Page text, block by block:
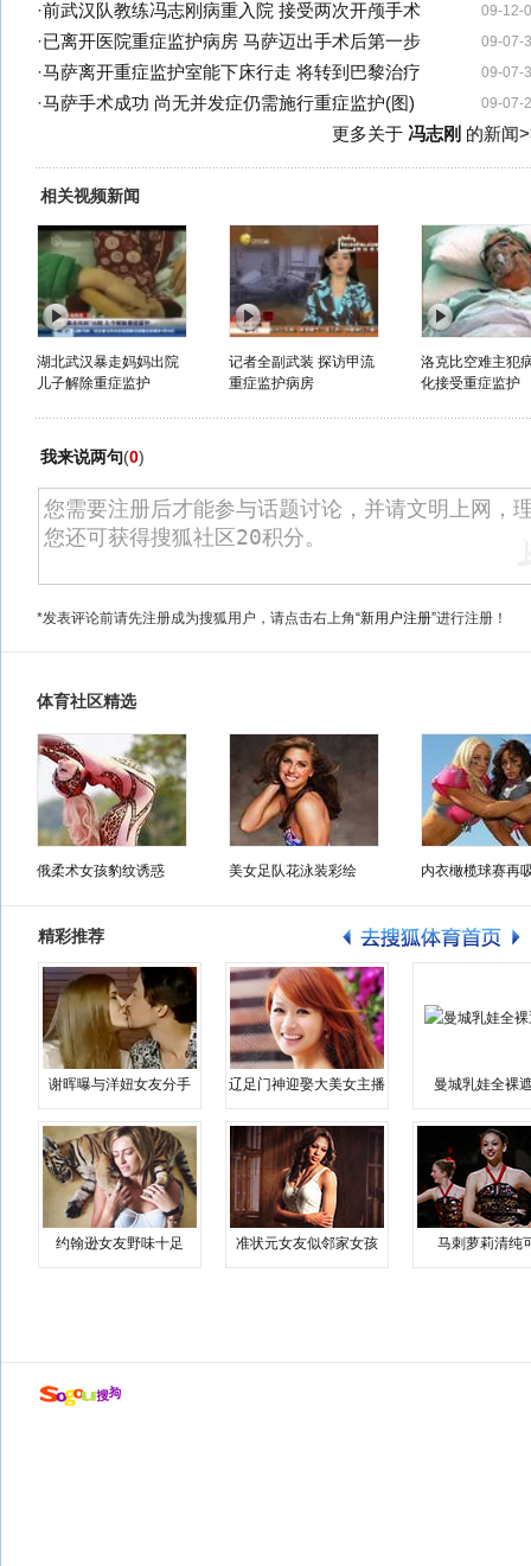
09-12-
·前武汉队教练冯志刚病重入院 接受两次开颅手术
09-07-
·已离开医院重症监护病房 马萨迈出手术后第一步
09-07-
·马萨离开重症监护室能下床行走 将转到巴黎治疗
09-07-
·马萨手术成功 尚无并发症仍需施行重症监护(图)
更多关于 冯志刚 的新闻
相关视频新闻
湖北武汉暴走妈妈出院
儿子解除重症监护
记者全副武装 探访甲流
重症监护病房
洛克比空难主犯
化接受重症监护
我来说两句(0)
*发表评论前请先注册成为搜狐用户，请点击右上角“新用户注册”进行注册！
体育社区精选
俄柔术女孩豹纹诱惑 美女足队花泳装彩绘 内衣橄榄球赛再
精彩推荐
谢晖曝与洋妞女友分手 辽足门神迎娶大美女主播 曼城乳娃全裸
约翰逊女友野味十足 准状元女友似邻家女孩 马刺萝莉清纯